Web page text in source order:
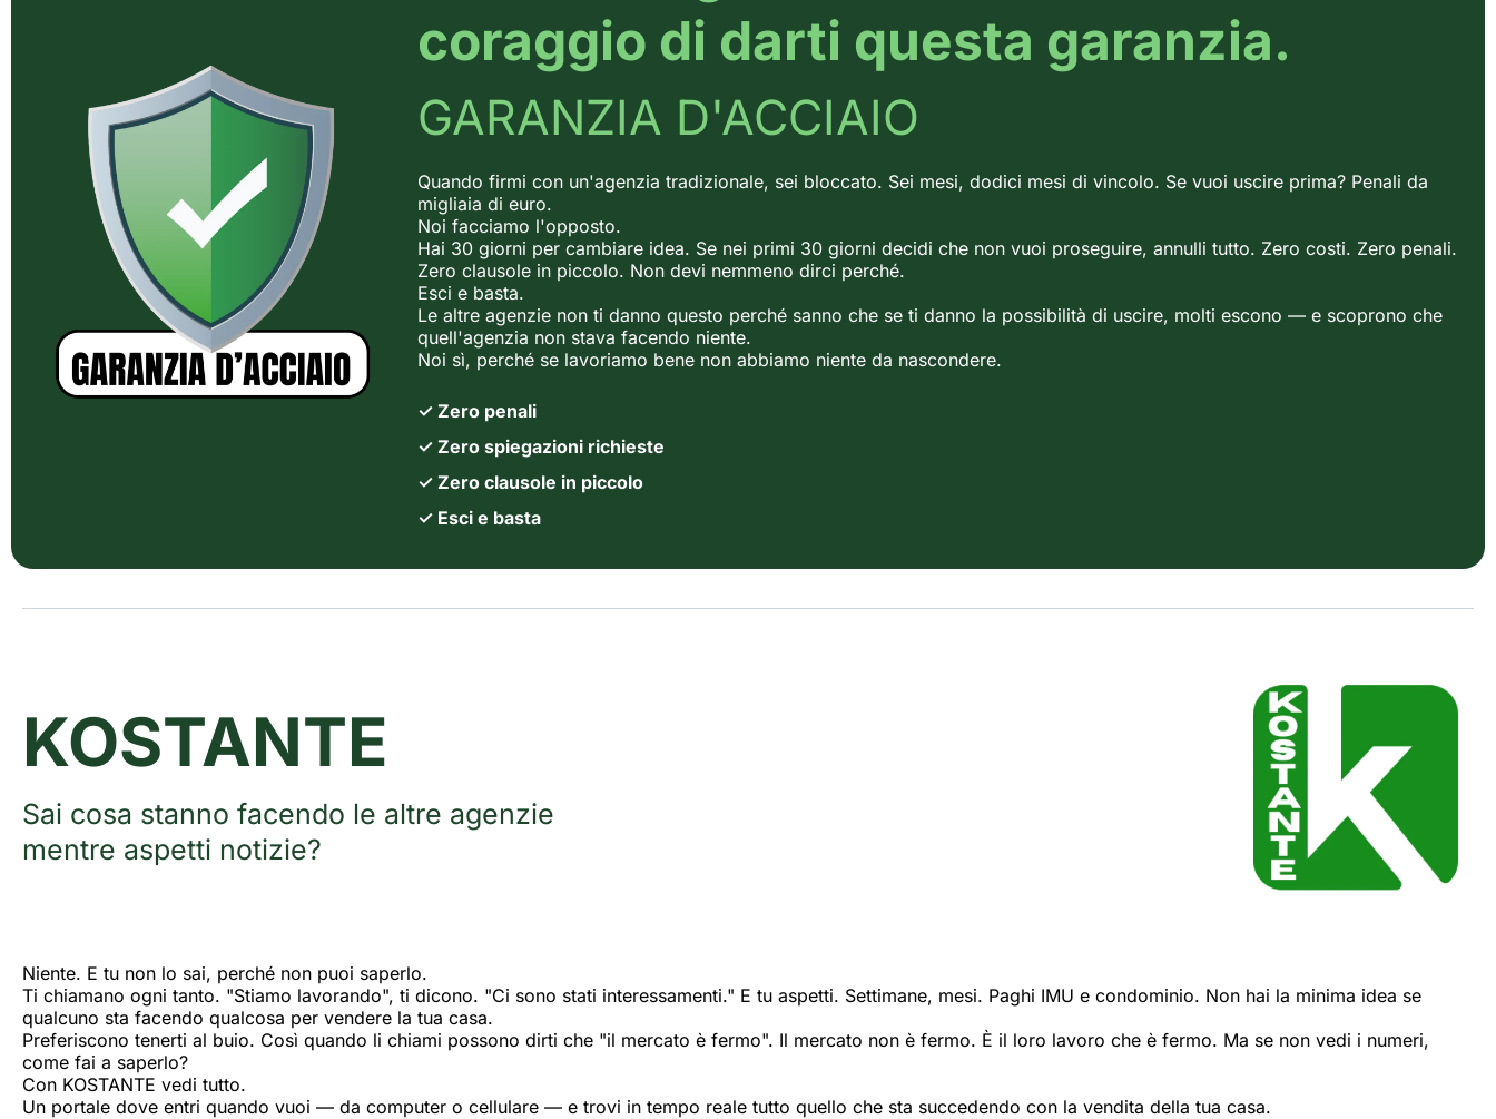
coraggio di darti questa garanzia.
GARANZIA D'ACCIAIO
Quando firmi con un'agenzia tradizionale, sei bloccato. Sei mesi, dodici mesi di vincolo. Se vuoi uscire prima? Penali da
migliaia di euro.
Noi facciamo l'opposto.
Hai 30 giorni per cambiare idea. Se nei primi 30 giorni decidi che non vuoi proseguire, annulli tutto. Zero costi. Zero penali.
Zero clausole in piccolo. Non devi nemmeno dirci perché.
Esci e basta.
Le altre agenzie non ti danno questo perché sanno che se ti danno la possibilità di uscire, molti escono — e scoprono che
quell'agenzia non stava facendo niente.
Noi sì, perché se lavoriamo bene non abbiamo niente da nascondere.
✓ Zero penali
✓ Zero spiegazioni richieste
✓ Zero clausole in piccolo
✓ Esci e basta
KOSTANTE
Sai cosa stanno facendo le altre agenzie
mentre aspetti notizie?
Niente. E tu non lo sai, perché non puoi saperlo.
Ti chiamano ogni tanto. "Stiamo lavorando", ti dicono. "Ci sono stati interessamenti." E tu aspetti. Settimane, mesi. Paghi IMU e condominio. Non hai la minima idea se
qualcuno sta facendo qualcosa per vendere la tua casa.
Preferiscono tenerti al buio. Così quando li chiami possono dirti che "il mercato è fermo". Il mercato non è fermo. È il loro lavoro che è fermo. Ma se non vedi i numeri,
come fai a saperlo?
Con KOSTANTE vedi tutto.
Un portale dove entri quando vuoi — da computer o cellulare — e trovi in tempo reale tutto quello che sta succedendo con la vendita della tua casa.